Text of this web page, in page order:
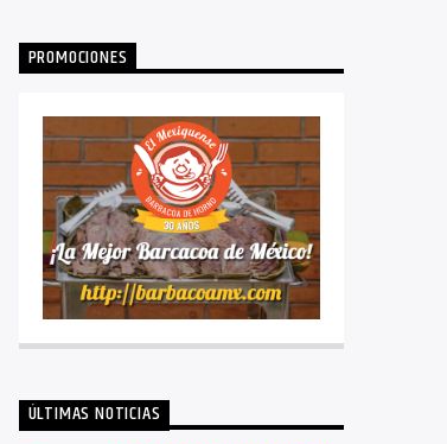
PROMOCIONES
ÚLTIMAS NOTICIAS